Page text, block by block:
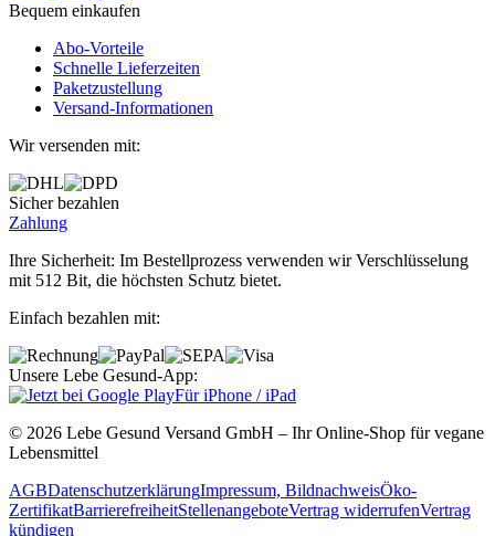
Bequem einkaufen
Abo‐Vorteile
Schnelle Lieferzeiten
Paketzustellung
Versand‐Informationen
Wir versenden mit:
Sicher bezahlen
Zahlung
Ihre Sicherheit: Im Bestellprozess verwenden wir Verschlüsselung
mit 512 Bit, die höchsten Schutz bietet.
Einfach bezahlen mit:
Unsere Lebe Gesund-App:
Für iPhone / iPad
© 2026 Lebe Gesund Versand GmbH – Ihr Online‐Shop für vegane
Lebensmittel
AGBDatenschutzerklärungImpressum, BildnachweisÖko‐
ZertifikatBarrierefreiheitStellenangeboteVertrag widerrufenVertrag
kündigen